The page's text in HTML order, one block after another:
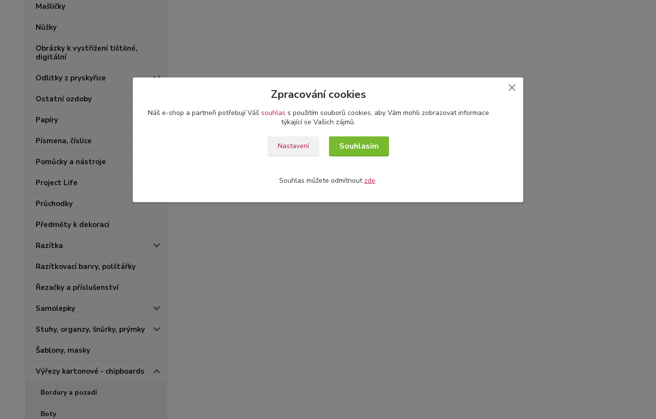
Mašličky
Nůžky
Obrázky k vystřižení tištěné,
digitální
Odlitky z pryskyřice
Ostatní ozdoby
Papíry
Písmena, číslice
Pomůcky a nástroje
Project Life
Průchodky
Předměty k dekoraci
Razítka
Razítkovací barvy, polštářky
Řezačky a příslušenství
Samolepky
Stuhy, organzy, šnůrky, prýmky
Šablony, masky
Výřezy kartonové - chipboards
Bordury a pozadí
Boty
Zpracování cookies
Náš e-shop a partneři potřebují Váš souhlas s použitím souborů cookies, aby Vám mohli zobrazovat informace
týkající se Vašich zájmů.
Nastavení Souhlasím
Souhlas můžete odmítnout zde.